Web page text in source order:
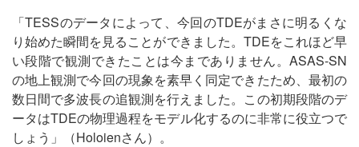
「TESSのデータによって、今回のTDEがまさに明るくな
り始めた瞬間を見ることができました。TDEをこれほど早
い段階で観測できたことは今までありません。ASAS-SN
の地上観測で今回の現象を素早く同定できたため、最初の
数日間で多波長の追観測を行えました。この初期段階のデ
ータはTDEの物理過程をモデル化するのに非常に役立つで
しょう」（Holoienさん）。